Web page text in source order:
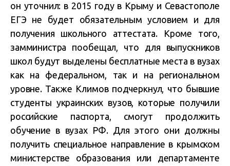
он уточнил: в 2015 году в Крыму и Севастополе
ЕГЭ не будет обязательным условием и для
получения школьного аттестата. Кроме того,
замминистра пообещал, что для выпускников
школ будут выделены бесплатные места в вузах
как на федеральном, так и на региональном
уровне. Также Климов подчеркнул, что бывшие
студенты украинских вузов, которые получили
российские паспорта, смогут продолжить
обучение в вузах РФ. Для этого они должны
получить специальное направление в крымском
министерстве образования или департаменте